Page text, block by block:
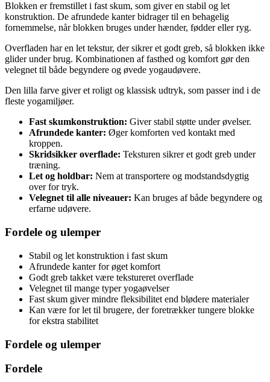
Blokken er fremstillet i fast skum, som giver en stabil og let
konstruktion. De afrundede kanter bidrager til en behagelig
fornemmelse, når blokken bruges under hænder, fødder eller ryg.
Overfladen har en let tekstur, der sikrer et godt greb, så blokken ikke
glider under brug. Kombinationen af fasthed og komfort gør den
velegnet til både begyndere og øvede yogaudøvere.
Den lilla farve giver et roligt og klassisk udtryk, som passer ind i de
fleste yogamiljøer.
Fast skumkonstruktion: Giver stabil støtte under øvelser.
Afrundede kanter: Øger komforten ved kontakt med
kroppen.
Skridsikker overflade: Teksturen sikrer et godt greb under
træning.
Let og holdbar: Nem at transportere og modstandsdygtig
over for tryk.
Velegnet til alle niveauer: Kan bruges af både begyndere og
erfarne udøvere.
Fordele og ulemper
Stabil og let konstruktion i fast skum
Afrundede kanter for øget komfort
Godt greb takket være tekstureret overflade
Velegnet til mange typer yogaøvelser
Fast skum giver mindre fleksibilitet end blødere materialer
Kan være for let til brugere, der foretrækker tungere blokke
for ekstra stabilitet
Fordele og ulemper
Fordele